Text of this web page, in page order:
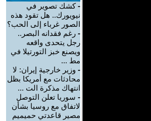
-كشك تصوير في
نيويورك.. هل تقود هذه
الصور غرباء إلى الحب؟
- رغم فقدانه البصر..
رجل يتحدى واقعه
ويصنع خبز التورتيلا في
مط ...
- وزير خارجية إيران: لا
محادثات مع أمريكا بظل
انتهاك مذكرة الت ...
- سوريا تعلن التوصل
لاتفاق مع روسيا بشأن
مصير قاعدتي حميميم